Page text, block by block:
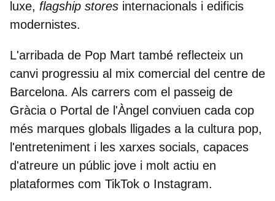
luxe, flagship stores internacionals i edificis
modernistes.
L'arribada de Pop Mart també reflecteix un
canvi progressiu al mix comercial del centre de
Barcelona. Als carrers com el passeig de
Gràcia o Portal de l'Àngel conviuen cada cop
més marques globals lligades a la cultura pop,
l'entreteniment i les xarxes socials, capaces
d'atreure un públic jove i molt actiu en
plataformes com TikTok o Instagram.